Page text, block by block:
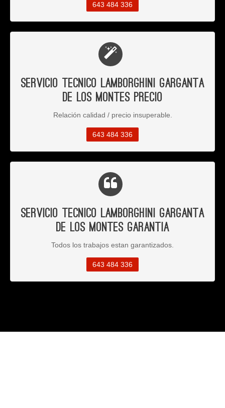
643 484 336
Servicio Tecnico Lamborghini Garganta
de los Montes Precio
Relación calidad / precio insuperable.
643 484 336
Servicio Tecnico Lamborghini Garganta
de los Montes Garantia
Todos los trabajos estan garantizados.
643 484 336